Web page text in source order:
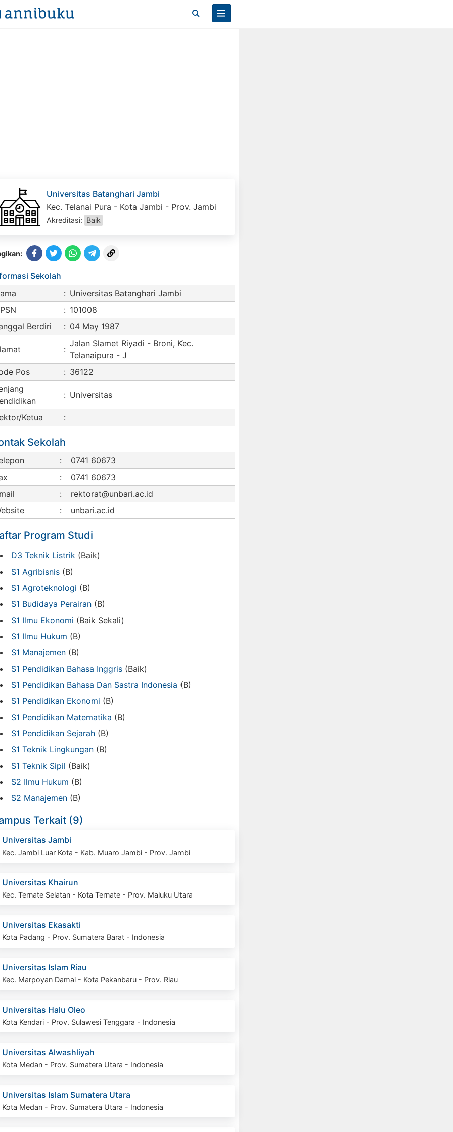
Universitas Batanghari Jambi
Kec. Telanai Pura - Kota Jambi - Prov. Jambi
Akreditasi: Baik
Sekolah
: Universitas Batanghari Jambi
: 101008
Berdiri
: 04 May 1987
:
Jalan Slamet Riyadi - Broni, Kec.
Telanaipura - J
Pos
: 36122
: Universitas
Ketua :
Sekolah
:
0741 60673
:
0741 60673
:
rektorat@unbari.ac.id
: unbari.ac.id
Program Studi
D3 Teknik Listrik (Baik)
S1 Agribisnis (B)
S1 Agroteknologi (B)
S1 Budidaya Perairan (B)
S1 Ilmu Ekonomi (Baik Sekali)
S1 Ilmu Hukum (B)
S1 Manajemen (B)
S1 Pendidikan Bahasa Inggris (Baik)
S1 Pendidikan Bahasa Dan Sastra Indonesia (B)
S1 Pendidikan Ekonomi (B)
S1 Pendidikan Matematika (B)
S1 Pendidikan Sejarah (B)
S1 Teknik Lingkungan (B)
S1 Teknik Sipil (Baik)
S2 Ilmu Hukum (B)
S2 Manajemen (B)
Terkait (9)
Universitas Jambi
Kec. Jambi Luar Kota - Kab. Muaro Jambi - Prov. Jambi
Universitas Khairun
Kec. Ternate Selatan - Kota Ternate - Prov. Maluku Utara
Universitas Ekasakti
Kota Padang - Prov. Sumatera Barat - Indonesia
Universitas Islam Riau
Kec. Marpoyan Damai - Kota Pekanbaru - Prov. Riau
Universitas Halu Oleo
Kota Kendari - Prov. Sulawesi Tenggara - Indonesia
Universitas Alwashliyah
Kota Medan - Prov. Sumatera Utara - Indonesia
Universitas Islam Sumatera Utara
Kota Medan - Prov. Sumatera Utara - Indonesia